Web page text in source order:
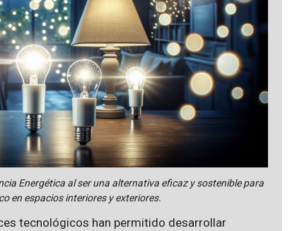
Energética al ser una alternativa eficaz y sostenible para
en espacios interiores y exteriores.
tecnológicos han permitido desarrollar